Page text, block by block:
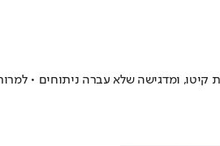
קיטו, ומדגישה שלא עברה ניתוחים •